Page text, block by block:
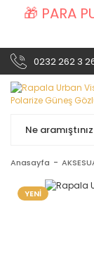
🎁 PARA
0232 262 3
Anasayfa
YENİ